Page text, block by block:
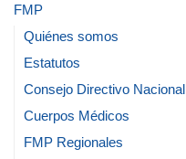
FMP
Quiénes somos
Estatutos
Consejo Directivo Nacional
Cuerpos Médicos
FMP Regionales